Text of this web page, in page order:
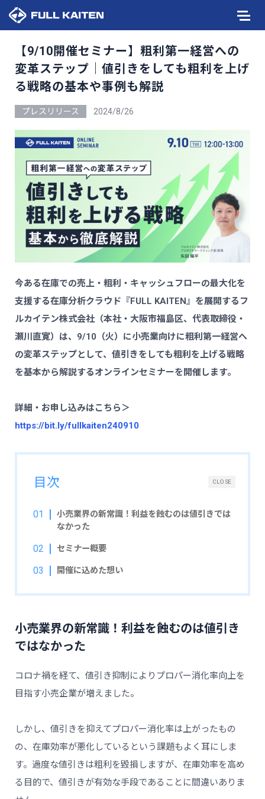
【9/10開催セミナー】粗利第一経営への
変革ステップ｜値引きをしても粗利を上げ
る戦略の基本や事例も解説
プレスリリース 2024/8/26
今ある在庫での売上・粗利・キャッシュフローの最大化を
支援する在庫分析クラウド『FULL KAITEN』を展開するフ
ルカイテン株式会社（本社・大阪市福島区、代表取締役・
瀬川直寛）は、9/10（火）に小売業向けに粗利第一経営へ
の変革ステップとして、値引きをしても粗利を上げる戦略
を基本から解説するオンラインセミナーを開催します。
詳細・お申し込みはこちら＞
https://bit.ly/fullkaiten240910
CLOSE
目次
小売業界の新常識！利益を蝕むのは値引きでは
なかった
セミナー概要
開催に込めた想い
小売業界の新常識！利益を蝕むのは値引き
ではなかった
コロナ禍を経て、値引き抑制によりプロパー消化率向上を
目指す小売企業が増えました。
しかし、値引きを抑えてプロパー消化率は上がったもの
の、在庫効率が悪化しているという課題もよく耳にしま
す。過度な値引きは粗利を毀損しますが、在庫効率を高め
る目的で、値引きが有効な手段であることに間違いありま